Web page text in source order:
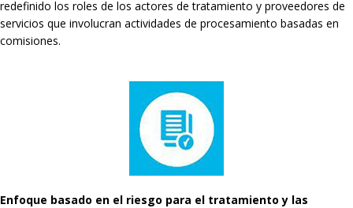
redefinido los roles de los actores de tratamiento y proveedores de
servicios que involucran actividades de procesamiento basadas en
comisiones.
Enfoque basado en el riesgo para el tratamiento y las